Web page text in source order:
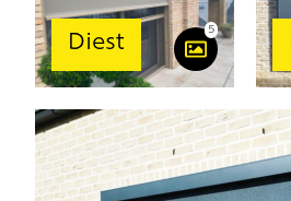
Diest
5